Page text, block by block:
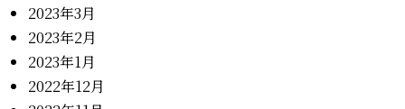
2023年3月
2023年2月
2023年1月
2022年12月